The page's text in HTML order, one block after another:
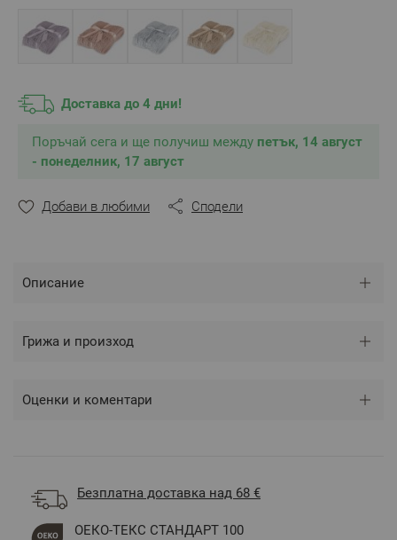
двата края.
Не дразни кожата при допир.
Материал:100% Акрил
Плътност:
260 г/м 2
Размер:
130/170 см /посоченият размер не включва
дължината на ресните/
** Снимките са илюстративни и е възможно
разминаване в тоновете и цветовете според
Доставка до 4 дни!
Поръчай сега и ще получиш между петък, 14 август
- понеделник, 17 август
Добави в любими Сподели
Описание
Грижа и произход
Оценки и коментари
Безплатна доставка над 68 €
ОЕКО-ТЕКС СТАНДАРТ 100